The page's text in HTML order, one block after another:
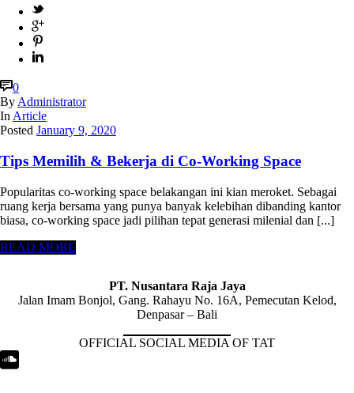
0
ByAdministrator
InArticle
Posted January 9, 2020
Tips Memilih & Bekerja di Co-Working Space
Popularitas co-working space belakangan ini kian meroket. Sebagai
ruang kerja bersama yang punya banyak kelebihan dibanding kantor
biasa, co-working space jadi pilihan tepat generasi milenial dan [...]
READ MORE
PT. Nusantara Raja Jaya
Jalan Imam Bonjol, Gang. Rahayu No. 16A, Pemecutan Kelod,
Denpasar – Bali
OFFICIAL SOCIAL MEDIA OF TAT